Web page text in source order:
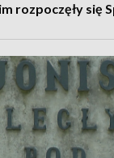
rozpoczęły się